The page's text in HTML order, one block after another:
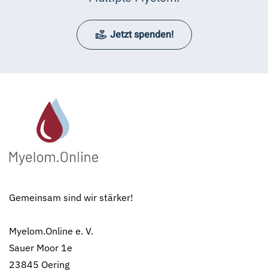
Jetzt spenden!
Gemeinsam sind wir stärker!
Myelom.Online e. V.
Sauer Moor 1e
23845 Oering